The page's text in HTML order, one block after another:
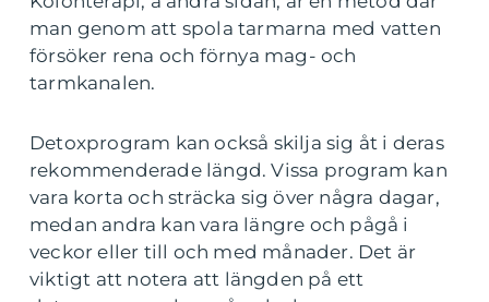
man genom att spola tarmarna med vatten
försöker rena och förnya mag- och
tarmkanalen.
Detoxprogram kan också skilja sig åt i deras
rekommenderade längd. Vissa program kan
vara korta och sträcka sig över några dagar,
medan andra kan vara längre och pågå i
veckor eller till och med månader. Det är
viktigt att notera att längden på ett